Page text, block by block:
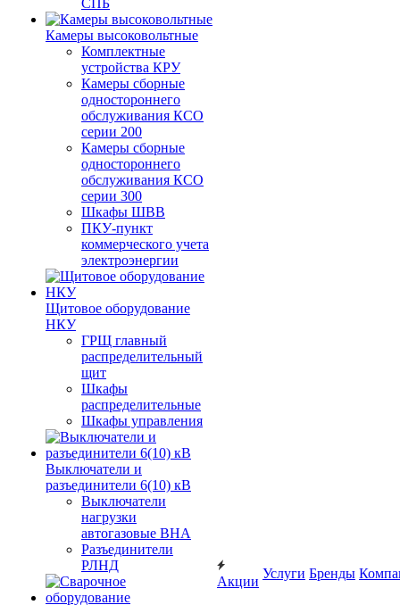
СПБ
Камеры высоковольтные
Комплектные
устройства КРУ
Камеры сборные
одностороннего
обслуживания КСО
серии 200
Камеры сборные
одностороннего
обслуживания КСО
серии 300
Шкафы ШВВ
ПКУ-пункт
коммерческого учета
электроэнергии
Щитовое оборудование
НКУ
ГРЩ главный
распределительный
щит
Шкафы
распределительные
Шкафы управления
Выключатели и
разъединители 6(10) кВ
Выключатели
нагрузки
автогазовые ВНА
Разъединители
РЛНД
Акции
Услуги Бренды